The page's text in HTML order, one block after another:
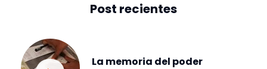
Post recientes
La memoria del poder